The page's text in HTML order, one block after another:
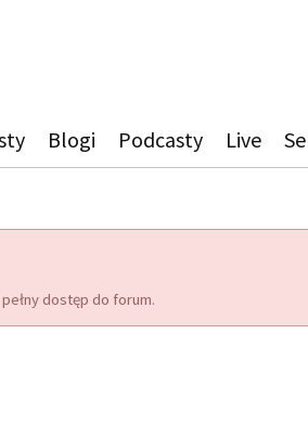
Blogi Podcasty Live
dostęp do forum.